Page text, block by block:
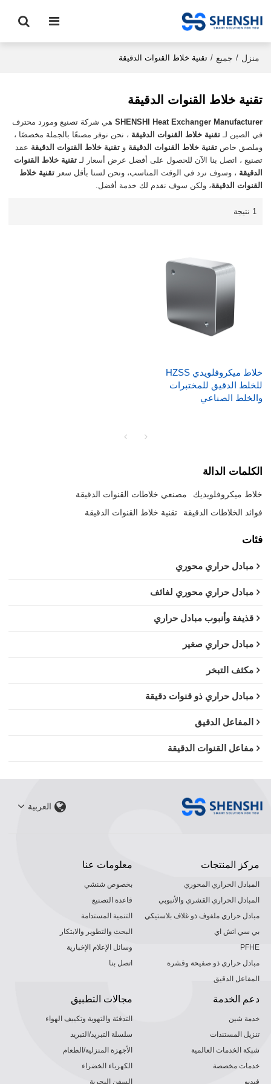
منزل / جميع / تقنية خلاط القنوات الدقيقة
تقنية خلاط القنوات الدقيقة
SHENSHI Heat Exchanger Manufacturer​ هي شركة تصنيع ومورد محترف
في الصين لـتقنية خلاط القنوات الدقيقة ، نحن نوفر مصنعًا بالجملة مخصصًا ،
وملصق خاصتقنية خلاط القنوات الدقيقة وتقنية خلاط القنوات الدقيقة عقد
تصنيع ، اتصل بنا الآن للحصول على أفضل عرض أسعار لـتقنية خلاط القنوات
الدقيقة ، وسوف نرد في الوقت المناسب، ونحن لسنا بأقل سعرتقنية خلاط
القنوات الدقيقة، ولكن سوف نقدم لك خدمة أفضل.
1 نتيجة
خلاط ميكروفلويدي HZSS
للخلط الدقيق للمختبرات
والخلط الصناعي
الكلمات الدالة
خلاط ميكروفلويديك
مصنعي خلاطات القنوات الدقيقة
فوائد الخلاطات الدقيقة
تقنية خلاط القنوات الدقيقة
فئات
مبادل حراري محوري
مبادل حراري محوري لفائف
قذيفة وأنبوب مبادل حراري
مبادل حراري صغير
مكثف التبخر
مبادل حراري ذو قنوات دقيقة
المفاعل الدقيق
مفاعل القنوات الدقيقة
العربية
معلومات عنا
بخصوص شنشي
قاعدة التصنيع
التنمية المستدامة
البحث والتطوير والابتكار
وسائل الإعلام الإخبارية
اتصل بنا
مركز المنتجات
المبادل الحراري المحوري
المبادل الحراري القشري والأنبوبي
مبادل حراري ملفوف ذو غلاف بلاستيكي
بي سي اتش اي
PFHE
مبادل حراري ذو صفيحة وقشرة
المفاعل الدقيق
مجالات التطبيق
التدفئة والتهوية وتكييف الهواء
سلسلة التبريد/التبريد
الأجهزة المنزلية/الطعام
الكهرباء الخضراء
السفن البحرية
دعم الخدمة
خدمة شين
تنزيل المستندات
شبكة الخدمات العالمية
خدمات مخصصة
فيديو